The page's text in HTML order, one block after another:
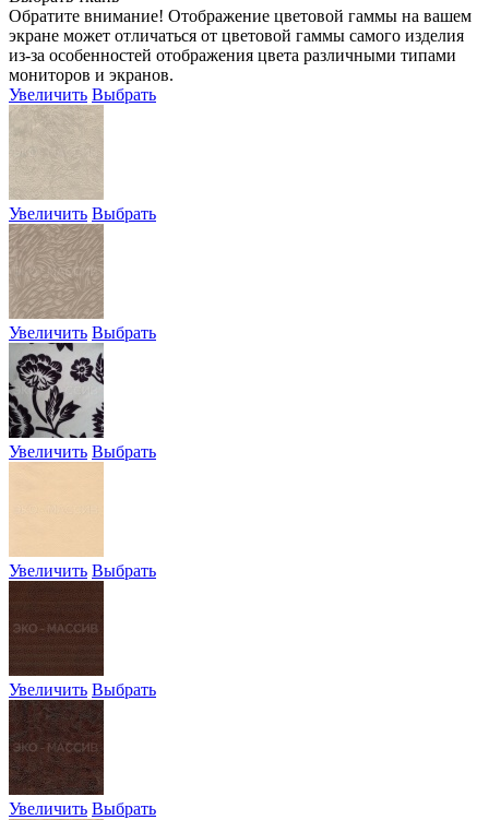
Обратите внимание! Отображение цветовой гаммы на вашем
экране может отличаться от цветовой гаммы самого изделия
из-за особенностей отображения цвета различными типами
мониторов и экранов.
Увеличить Выбрать
Увеличить Выбрать
Увеличить Выбрать
Увеличить Выбрать
Увеличить Выбрать
Увеличить Выбрать
Увеличить Выбрать